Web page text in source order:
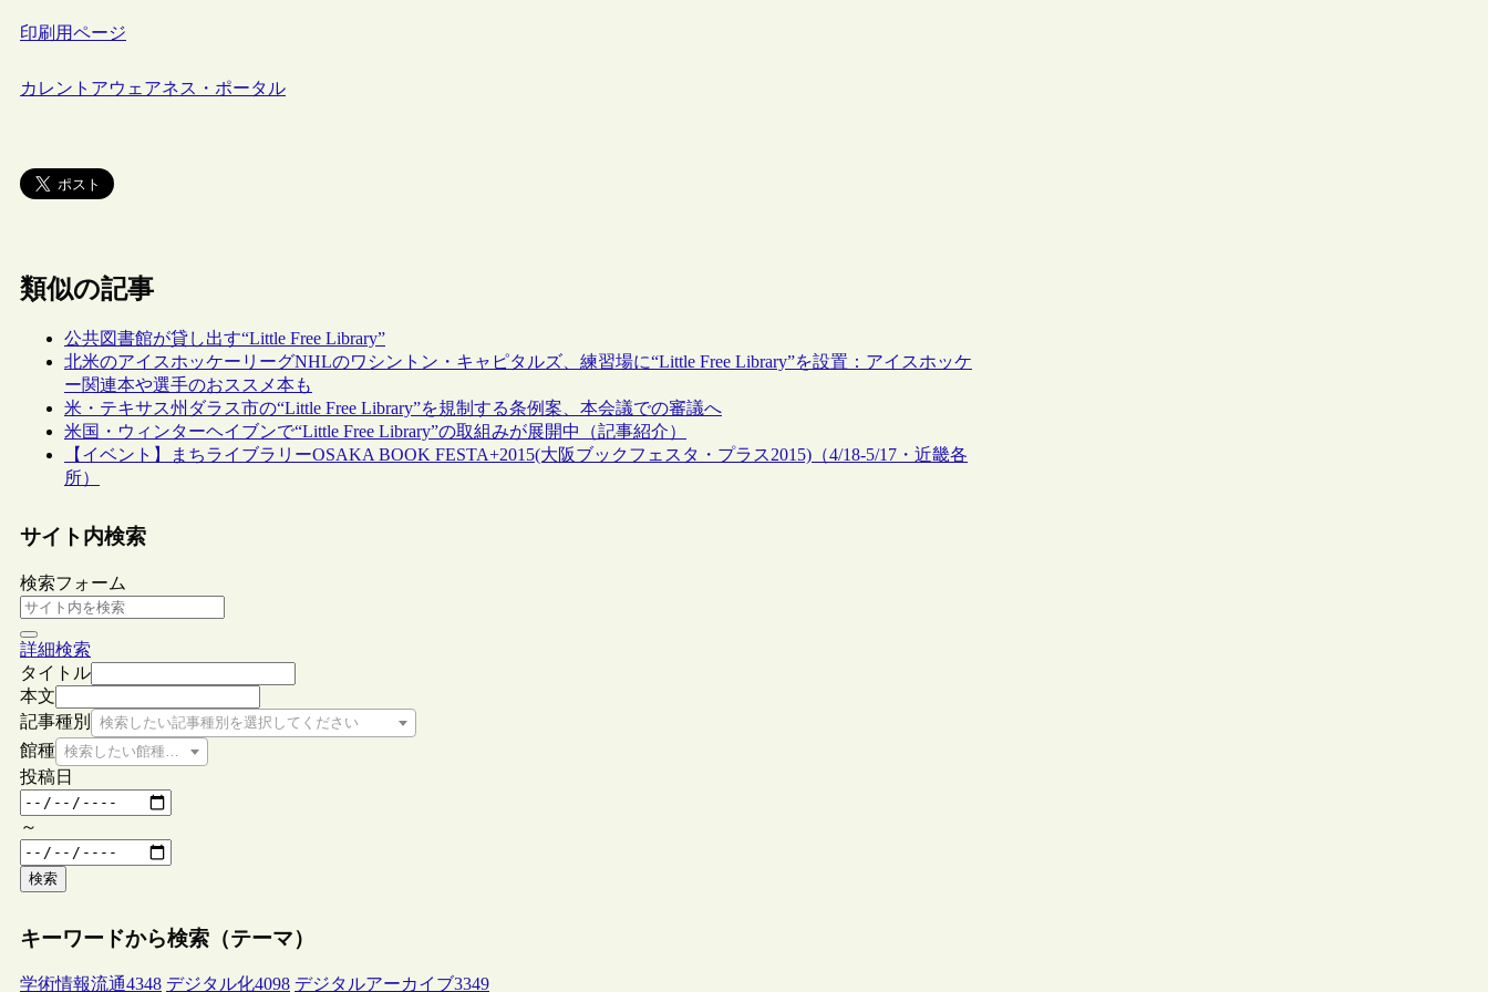
印刷用ページ
カレントアウェアネス・ポータル
類似の記事
公共図書館が貸し出す“Little Free Library”
北米のアイスホッケーリーグNHLのワシントン・キャピタルズ、練習場に“Little Free Library”を設置：アイスホッケ
ー関連本や選手のおススメ本も
米・テキサス州ダラス市の“Little Free Library”を規制する条例案、本会議での審議へ
米国・ウィンターヘイブンで“Little Free Library”の取組みが展開中（記事紹介）
【イベント】まちライブラリーOSAKA BOOK FESTA+2015(大阪ブックフェスタ・プラス2015)（4/18-5/17・近畿各
所）
サイト内検索
検索フォーム
詳細検索
タイトル
本文
記事種別
検索したい記事種別を選択してください
館種 検索したい館種を選択してください
投稿日
～
検索
キーワードから検索（テーマ）
学術情報流通4348 デジタル化4098 デジタルアーカイブ3349